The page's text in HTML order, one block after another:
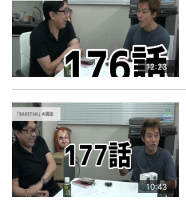
12:23
10:43